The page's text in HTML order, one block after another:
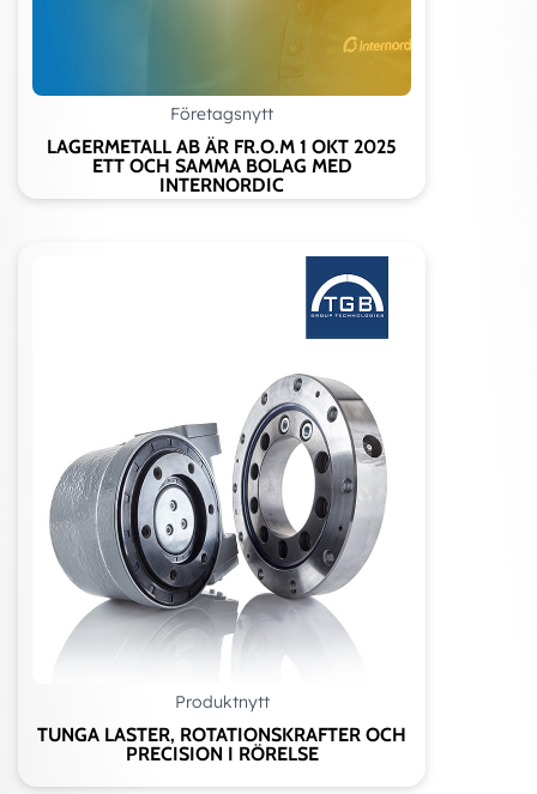
Företagsnytt
LAGERMETALL AB ÄR FR.O.M 1 OKT 2025
ETT OCH SAMMA BOLAG MED
INTERNORDIC
Produktnytt
TUNGA LASTER, ROTATIONSKRAFTER OCH
PRECISION I RÖRELSE